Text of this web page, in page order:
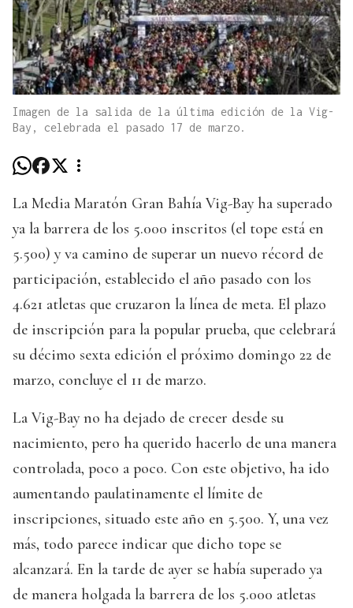
Imagen de la salida de la última edición de la Vig-
Bay, celebrada el pasado 17 de marzo.
La Media Maratón Gran Bahía Vig-Bay ha superado
ya la barrera de los 5.000 inscritos (el tope está en
5.500) y va camino de superar un nuevo récord de
participación, establecido el año pasado con los
4.621 atletas que cruzaron la línea de meta. El plazo
de inscripción para la popular prueba, que celebrará
su décimo sexta edición el próximo domingo 22 de
marzo, concluye el 11 de marzo.
La Vig-Bay no ha dejado de crecer desde su
nacimiento, pero ha querido hacerlo de una manera
controlada, poco a poco. Con este objetivo, ha ido
aumentando paulatinamente el límite de
inscripciones, situado este año en 5.500. Y, una vez
más, todo parece indicar que dicho tope se
alcanzará. En la tarde de ayer se había superado ya
de manera holgada la barrera de los 5.000 atletas